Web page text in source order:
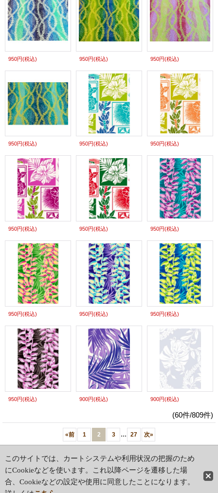
950円(税込) 950円(税込) 950円(税込)
950円(税込) 950円(税込) 950円(税込)
950円(税込) 950円(税込) 950円(税込)
950円(税込) 950円(税込) 950円(税込)
950円(税込) 900円(税込) 900円(税込)
(60件/809件)
«前 1 2 3 ... 27 次»
ホーム | ショッピングカート
特定商取引法表示 | ご利用案内
PCサイト
このサイトでは、カートシステムや利用状況の把握のため
にCookieなどを使います。これ以降ページを遷移した場
合、Cookieなどの設定や使用に同意したことになります。